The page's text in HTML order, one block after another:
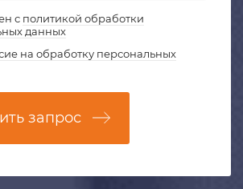
с политикой обработки
данных
на обработку персональных
запрос